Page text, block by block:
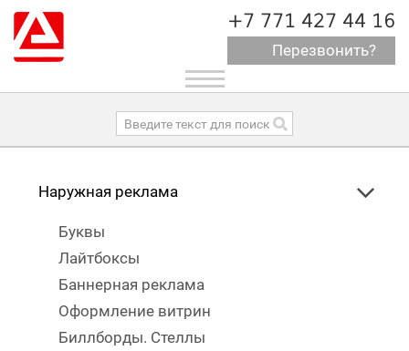
+7 771 427 44 16
Перезвонить?
Toggle
navigation
Наружная реклама
Буквы
Лайтбоксы
Баннерная реклама
Оформление витрин
Биллборды. Стеллы